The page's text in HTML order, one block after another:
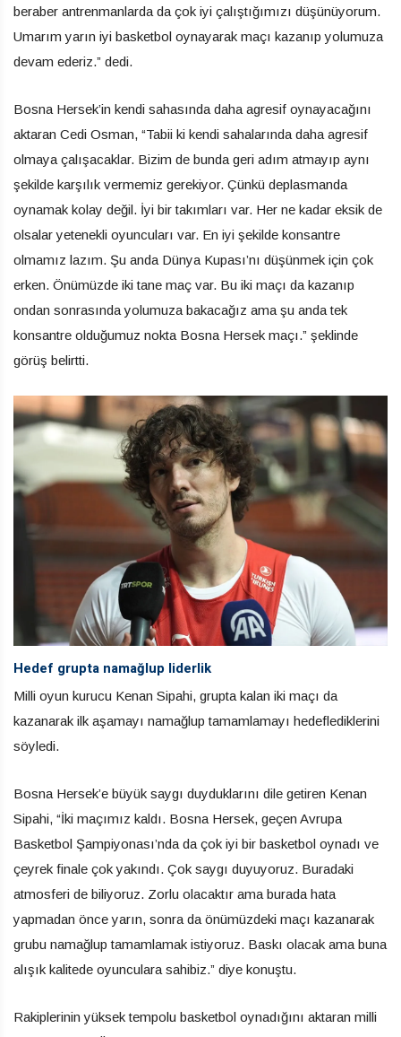
beraber antrenmanlarda da çok iyi çalıştığımızı düşünüyorum.
Umarım yarın iyi basketbol oynayarak maçı kazanıp yolumuza
devam ederiz.” dedi.
Bosna Hersek’in kendi sahasında daha agresif oynayacağını
aktaran Cedi Osman, “Tabii ki kendi sahalarında daha agresif
olmaya çalışacaklar. Bizim de bunda geri adım atmayıp aynı
şekilde karşılık vermemiz gerekiyor. Çünkü deplasmanda
oynamak kolay değil. İyi bir takımları var. Her ne kadar eksik de
olsalar yetenekli oyuncuları var. En iyi şekilde konsantre
olmamız lazım. Şu anda Dünya Kupası’nı düşünmek için çok
erken. Önümüzde iki tane maç var. Bu iki maçı da kazanıp
ondan sonrasında yolumuza bakacağız ama şu anda tek
konsantre olduğumuz nokta Bosna Hersek maçı.” şeklinde
görüş belirtti.
Hedef grupta namağlup liderlik
Milli oyun kurucu Kenan Sipahi, grupta kalan iki maçı da
kazanarak ilk aşamayı namağlup tamamlamayı hedeflediklerini
söyledi.
Bosna Hersek’e büyük saygı duyduklarını dile getiren Kenan
Sipahi, “İki maçımız kaldı. Bosna Hersek, geçen Avrupa
Basketbol Şampiyonası’nda da çok iyi bir basketbol oynadı ve
çeyrek finale çok yakındı. Çok saygı duyuyoruz. Buradaki
atmosferi de biliyoruz. Zorlu olacaktır ama burada hata
yapmadan önce yarın, sonra da önümüzdeki maçı kazanarak
grubu namağlup tamamlamak istiyoruz. Baskı olacak ama buna
alışık kalitede oyunculara sahibiz.” diye konuştu.
Rakiplerinin yüksek tempolu basketbol oynadığını aktaran milli